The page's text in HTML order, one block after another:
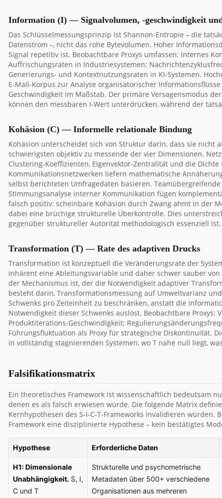
Information (I) — Signalvolumen, -geschwindigkeit
Das Schlüsselmessungsprinzip ist Shannon-Entropie – die
Datenstrom –, nicht das rohe Bytevolumen. Hoher
Signal repetitiv ist. Beobachtbare Proxys umfassen: internes
Auffrischungsraten in Industriesystemen;
Generierungs- und Kontextnutzungsraten in KI-Systemen.
E-Mail-Korpus zur Analyse organisatorischer
Geschwindigkeit im Maßstab. Der primäre Versagensmodus
können den messbaren I-Wert unterdrücken, während der
Kohäsion (C) — Informelle relationale Bindung
Kohäsion unterscheidet sich von Struktur darin, dass sie nicht
schwierigsten objektiv zu messende der vier Dimensionen.
Clustering-Koeffizienten, Eigenvektor-Zentralität und die
Kommunikationsnetzwerken liefern mathematische
selbst berichteten Umfragedaten basieren.
Stimmungsanalyse interner Kommunikation fügen
falsch positiv: scheinbare Kohäsion durch Zwang ahmt in der
dabei eine brüchige strukturelle Überkontrolle. Dies
gegenüber struktureller Autorität methodologisch essenziell ist.
Transformation (T) — Rate des adaptiven Drucks
Transformation ist konzeptuell die Veränderungsrate der
inhärent eine Ableitungsvariable und daher schwer sauber
der Mechanismus ist, der die Notwendigkeit adaptiver
besteht darin, Transformationsmessung auf Umweltvarianz
Schwenks pro Zeiteinheit zu beschränken, anstatt die
Notwendigkeit dieser Schwenks auslöst. Beobachtbare
Produktiterations-Geschwindigkeit;
Führungsfluktuation als Proxy für strategische Diskontinuität.
in vollständig stagnierenden Systemen, wo T nahe null liegt,
Falsifikationsmatrix
Ein theoretisches Framework ist wissenschaftlich bedeutsam
denen es als falsch erwiesen würde. Die folgende Matrix
Kernhypothesen des S-I-C-T-Frameworks invalidieren
Framework eine disziplinierte Hypothese – kein bestätigtes
Hypothese Erforderliche Daten
H1: Dimensionale
Unabhängigkeit.S, I,
C und T
Strukturelle und psychometrische
Metadaten über 500+ verschiedene
Organisationen aus mehreren